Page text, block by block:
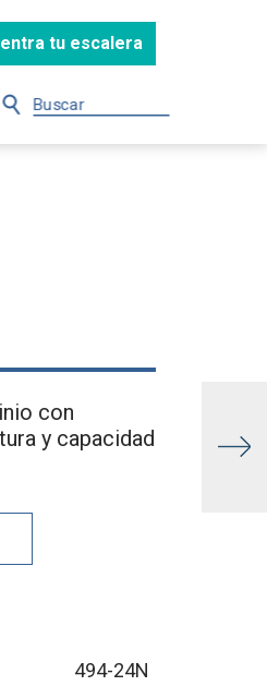
tu escalera
con
y capacidad
494-24N